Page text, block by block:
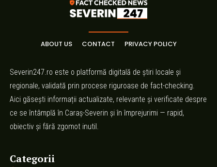
ABOUT US CONTACT PRIVACY POLICY
Severin247.ro este o platformă digitală de știri locale și
regionale, validată prin procese riguroase de fact-checking.
Aici găsești informații actualizate, relevante și verificate despre
ce se întâmplă în Caraș-Severin și în împrejurimi — rapid,
obiectiv și fără zgomot inutil.
Categorii